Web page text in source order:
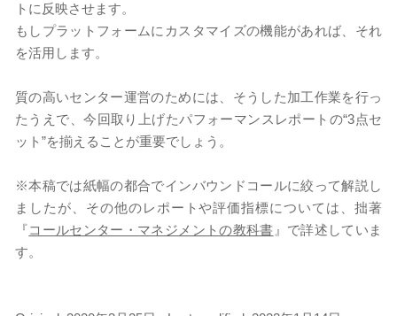
トに反映させます。
もしプラットフォームにカスタマイズの機能があれば、それ
を活用します。
質の高いセンター運営のためには、そうした加工作業を行っ
たうえで、今回取り上げたパフォーマンスレポートの“3点セ
ット”を揃えることが重要でしょう。
※本稿では紙幅の都合でインバウンドコールに絞って解説し
ましたが、その他のレポートや評価指標については、拙著
『コールセンター・マネジメントの教科書 』で詳述していま
す。